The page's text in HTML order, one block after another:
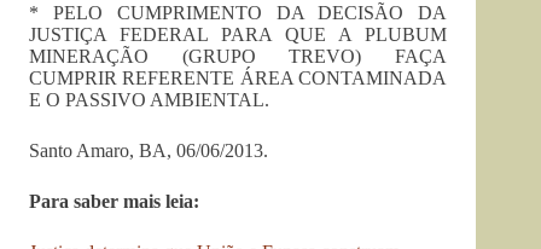
* PELO CUMPRIMENTO DA DECISÃO DA
JUSTIÇA FEDERAL PARA QUE A PLUBUM
MINERAÇÃO (GRUPO TREVO) FAÇA
CUMPRIR REFERENTE ÁREA CONTAMINADA
E O PASSIVO AMBIENTAL.
Santo Amaro, BA, 06/06/2013.
Para saber mais leia: